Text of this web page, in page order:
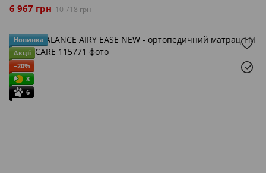
6 967 грн 10 718 грн
Новинка
Акції
−20%
8
6